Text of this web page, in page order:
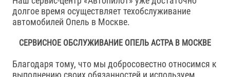
долгое время осуществляет техобслуживание
автомобилей Опель в Москве.
СЕРВИСНОЕ ОБСЛУЖИВАНИЕ ОПЕЛЬ АСТРА В МОСКВЕ
Благодаря тому, что мы добросовестно относимся к
выполнению своих обязанностей и используем